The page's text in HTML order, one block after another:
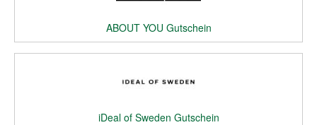
ABOUT YOU Gutschein
iDeal of Sweden Gutschein